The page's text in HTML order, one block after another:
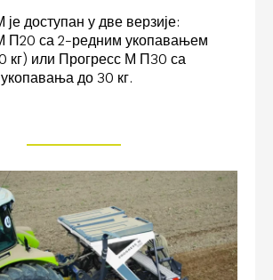
доступан у две верзије:
П20 са 2-редним укопавањем
кг) или Прогресс М П30 са
до 30 кг.